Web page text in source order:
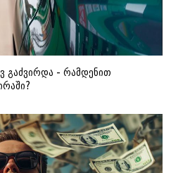
გაძვირდა - რამდენით